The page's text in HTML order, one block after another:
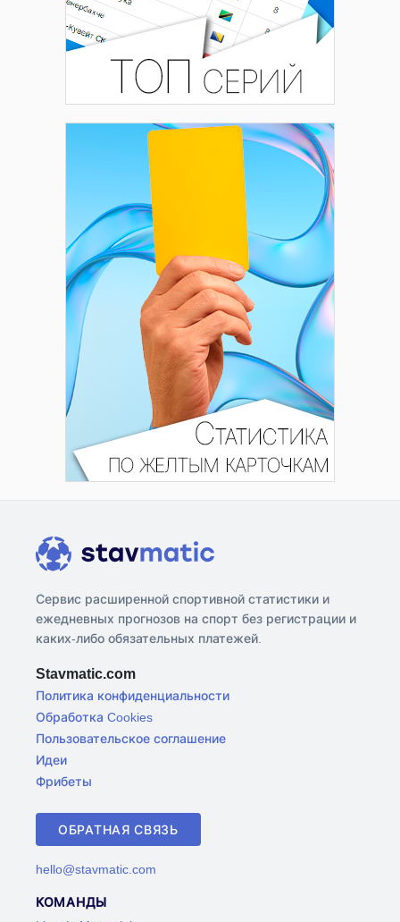
Сервис расширенной спортивной статистики и
ежедневных прогнозов на спорт без регистрации и
каких-либо обязательных платежей.
Stavmatic.com
Политика конфиденциальности
Обработка Cookies
Пользовательское соглашение
Идеи
Фрибеты
ОБРАТНАЯ СВЯЗЬ
hello@stavmatic.com
КОМАНДЫ